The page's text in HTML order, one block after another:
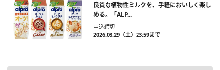
良質な植物性ミルクを、手軽においしく楽し
める。「ALP...
申込締切
2026.08.29（土）23:59まで